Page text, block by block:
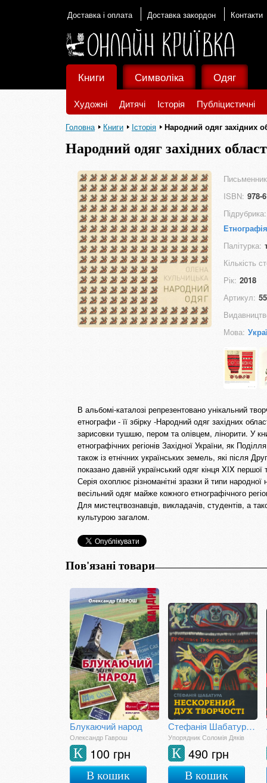
Доставка і оплата Доставка закордон Контакти
Книги
Художні Дитячі Історія Публіцистичні
Символіка Одяг
Головна Книги Історія Народний одяг західних
Народний одяг західних
ISBN: 978-
Підрубрика:
Етнографія
Палітурка:
Кількість
Рік: 2018
Артикул:
Мова:
В альбомі-каталозі репрезентовано унікальний
етнографи - її збірку -Народний одяг західних
зарисовки тушшю, пером та олівцем, лінорити. У
етнографічних регіонів Західної України, як
також із етнічних українських земель, які після
показано давній український одяг кінця XIX
Серія охоплює різноманітні зразки й типи
весільний одяг майже кожного етнографічного
Для мистецтвознавців, викладачів, студентів, а
культурою загалом.
Пов'язані товари
Блукаючий народ
Олександр Гаврош
100 грн
К
В кошик
Стефанія Шабатура. Нескорений дух творчості
Упорядник Соломія Дяків
490 грн
К
В кошик